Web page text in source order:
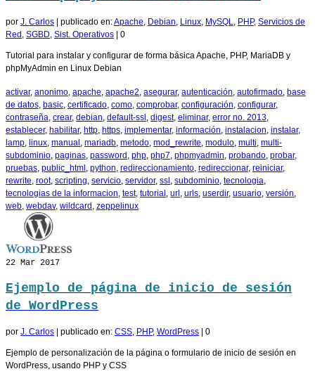
por J. Carlos publicado en:Apache, Debian, Linux, MySQL, PHP, Servicios de
Red , SGBD, Sist. Operativos 0
Tutorial para instalar y configurar de forma básica Apache, PHP, MariaDB y
phpMyAdmin en Linux Debian
activar, anonimo, apache, apache2, asegurar, autenticación, autofirmado, base
de datos, basic, certificado, como, comprobar, configuración, configurar,
contraseña, crear, debian, default-ssl , digest, eliminar, error no. 2013,
establecer, habilitar, http, https, implementar, información, instalacion, instalar,
lamp, linux, manual , mariadb, metodo, mod_rewrite, modulo, multi, multi-
subdominio, paginas, password , php, php7, phpmyadmin, probando, probar,
pruebas, public_html , python, redireccionamiento, redireccionar, reiniciar,
rewrite, root, scripting, servicio, servidor, ssl , subdominio, tecnologia,
tecnologias de la informacion, test, tutorial , url , urls, userdir, usuario, versión,
web, webdav, wildcard , zeppelinux
22 Mar 2017
Ejemplo de página de inicio de sesión
de WordPress
por J. Carlos publicado en: CSS, PHP, WordPress 0
Ejemplo de personalización de la página o formulario de inicio de sesión en
WordPress, usando PHP y CSS